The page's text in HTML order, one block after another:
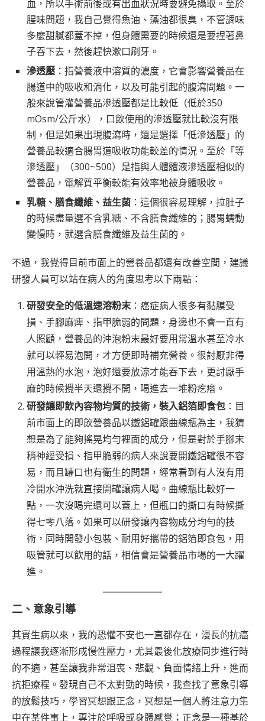
血，所以手術前後或有出血狀況時要避免攝取。至於
腥味問題，我自己覺得魚油、藻油都很臭，不管調味
多麼甜膩都蓋不掉，但身體需要的時候還是要捏著鼻
子吞下去，然後趕快漱口刷牙。
滲透壓 ：指營養液中溶質的濃度，它會影響營養品在
腸道中的吸收和消化，以及可能引起的腹瀉問題。一
般來說管灌營養品滲透壓都是比較低（低於350
mOsm/公斤水），口飲使用的滲透壓就比較沒有限
制，但是如果出現腹瀉時，還是選擇「低滲透壓」的
營養品較適合腸胃道吸收功能較差的情況。至於「等
滲透壓」（300~500）是指與人體體液滲透壓相似的
營養品，電解質平衡較能有效率地被身體吸收。
乳糖、膳食纖維、益生菌 ：這個很容易理解，拉肚子
的時候盡量選不含乳糖、不含膳食纖維的；腸胃蠕動
變慢時，就選含膳食纖維及益生菌的。
不過，我覺得目前市面上的營養品都還有改善空間，建議
研發人員可以站在病人的角度思考以下兩點：
研發安全的低溫速溶粉末：癌症病人很多有黏膜受
損、手腳麻痺、指甲脆弱的問題，身邊也不會一直有
人照顧，營養品的沖泡粉末最好要用常溫水甚至冷水
就可以輕易泡開，才方便即時補充營養。很討厭非得
用溫熱的水泡，泡好還要放涼才能吞下去，更討厭手
麻的時候攪半天還攪不開，喝進去一堆粉疙瘩。
研發讓即飲內容物均質的技術，裝入鋁箔即食包 ：目
前市面上的即飲營養品以鐵鋁罐跟曲線瓶為主，我猜
想是為了能夠搖晃均勻裡面的成分，但是對於手腳末
稍神經受損、指甲脆弱的病人來說要開鐵鋁罐很不容
易，而且罐口也有衛生的問題，經常看到有人沒有用
冷開水沖洗就直接開罐讓病人喝。曲線瓶比較好一
點，一次沒喝完還可以蓋上，但瓶口的撕口有時候撕
得七零八落。如果可以研發讓內容物成分均勻的技
術，同時開發小包裝、耐用好攜帶的鋁箔即食包，用
吸管就可以飲用的話，相信會是營養品市場的一大躍
進。
二、意象引導
其實生病以來，我的恐懼不安也一直都存在，漫長的抗癌
過程讓我逐漸形成慢性壓力，尤其最後化放療同步進行時
的不適，甚至讓我非常沮喪、悲觀、負面情緒上升，進而
抗拒療程。發現自己不太對勁的時候，我查找了意象引導
的放鬆技巧，學習冥想跟正念，冥想是一個人將注意力集
中在某件事上，專注於呼吸或身體感覺；正念是一種基於